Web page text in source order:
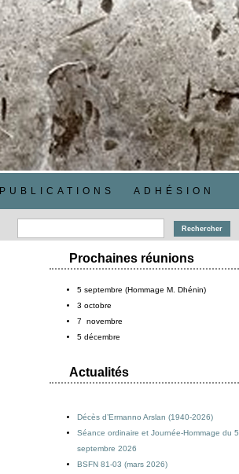
PUBLICATIONS ADHÉSION
Prochaines réunions
5 septembre (Hommage M. Dhénin)
3 octobre
7 novembre
5 décembre
Actualités
Décès d’Ermanno Arslan (1940-2026)
Séance ordinaire et Journée-Hommage du 5
septembre 2026
BSFN 81-03 (mars 2026)